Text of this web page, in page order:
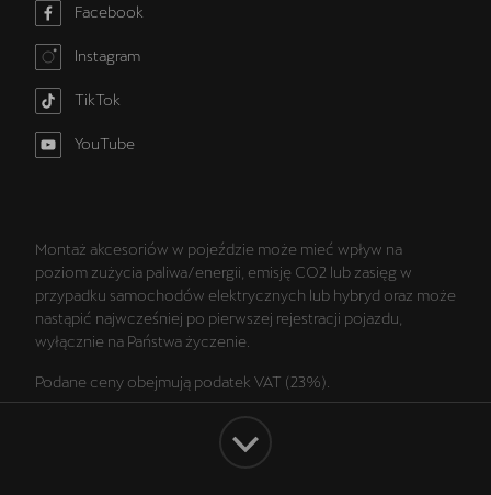
Facebook
Instagram
TikTok
YouTube
Montaż akcesoriów w pojeździe może mieć wpływ na
poziom zużycia paliwa/energii, emisję CO2 lub zasięg w
przypadku samochodów elektrycznych lub hybryd oraz może
nastąpić najwcześniej po pierwszej rejestracji pojazdu,
wyłącznie na Państwa życzenie.
Podane ceny obejmują podatek VAT (23%).
Wszelkie prezentowane informacje, w szczególności zdjęcia,
wykresy, specyfikacje, opisy, rysunki lub parametry techniczne
nie stanowią oferty w rozumieniu Kodeksu cywilnego oraz nie